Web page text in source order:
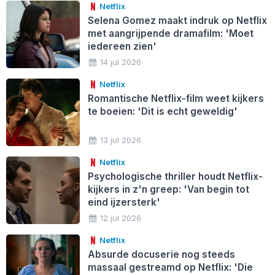
Netflix
Selena Gomez maakt indruk op Netflix
met aangrijpende dramafilm: 'Moet
iedereen zien'
14 jul 2026
Netflix
Romantische Netflix-film weet kijkers
te boeien: 'Dit is echt geweldig'
13 jul 2026
Netflix
Psychologische thriller houdt Netflix-
kijkers in z'n greep: 'Van begin tot
eind ijzersterk'
12 jul 2026
Netflix
Absurde docuserie nog steeds
massaal gestreamd op Netflix: 'Die